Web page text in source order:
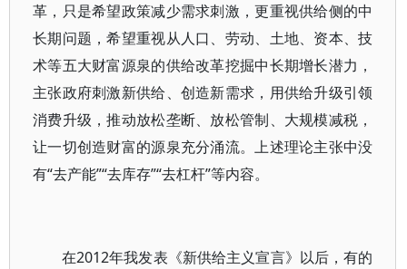
革，只是希望政策减少需求刺激，更重视供给侧的中
长期问题，希望重视从人口、劳动、土地、资本、技
术等五大财富源泉的供给改革挖掘中长期增长潜力，
主张政府刺激新供给、创造新需求，用供给升级引领
消费升级，推动放松垄断、放松管制、大规模减税，
让一切创造财富的源泉充分涌流。上述理论主张中没
有“去产能”“去库存”“去杠杆”等内容。
在2012年我发表《新供给主义宣言》以后，有的